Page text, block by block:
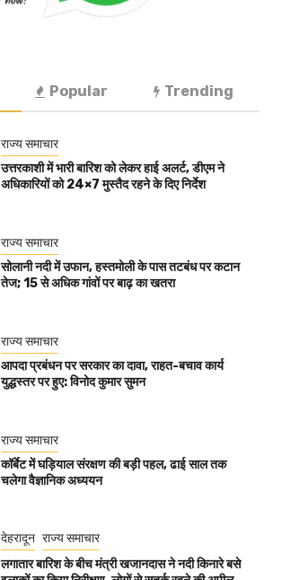
Popular Trending
राज्य समाचार
उत्तरकाशी में भारी बारिश को लेकर हाई अलर्ट, डीएम ने
अधिकारियों को 24×7 मुस्तैद रहने के दिए निर्देश
राज्य समाचार
सोलानी नदी में उफान, हस्तमोली के पास तटबंध पर कटान
तेज; 15 से अधिक गांवों पर बाढ़ का खतरा
राज्य समाचार
आपदा प्रबंधन पर सरकार का दावा, राहत-बचाव कार्य
युद्धस्तर पर हुए: विनोद कुमार सुमन
राज्य समाचार
कॉर्बेट में घड़ियाल संरक्षण की बड़ी पहल, ढाई साल तक
चलेगा वैज्ञानिक अध्ययन
देहरादून राज्य समाचार
लगातार बारिश के बीच मंत्री खजानदास ने नदी किनारे बसे